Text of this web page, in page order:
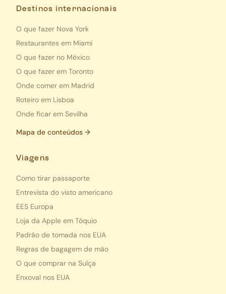
Destinos internacionais
O que fazer Nova York
Restaurantes em Miami
O que fazer no México
O que fazer em Toronto
Onde comer em Madrid
Roteiro em Lisboa
Onde ficar em Sevilha
Mapa de conteúdos →
Viagens
Como tirar passaporte
Entrevista do visto americano
EES Europa
Loja da Apple em Tóquio
Padrão de tomada nos EUA
Regras de bagagem de mão
O que comprar na Suíça
Enxoval nos EUA